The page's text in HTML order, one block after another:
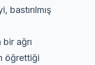
ağrı
öğrettiği